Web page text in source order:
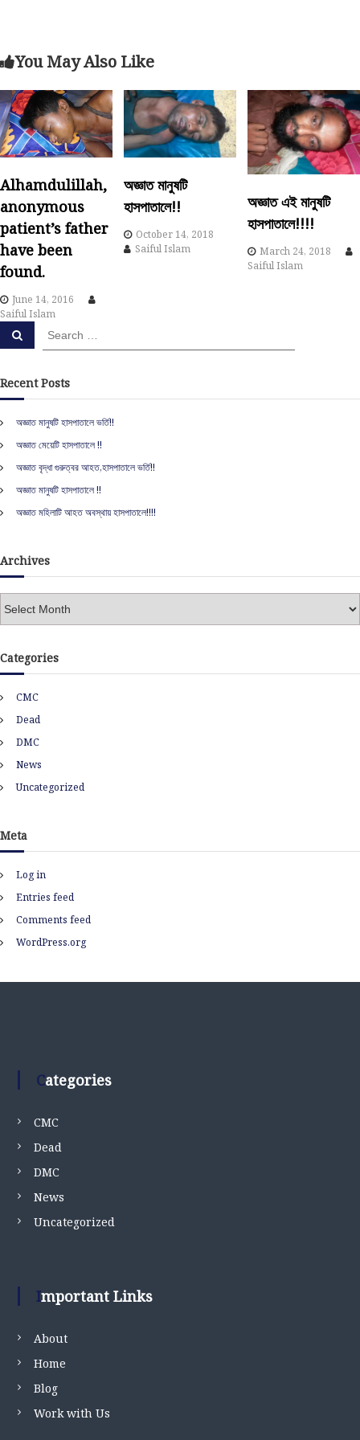
s
t
n
a
v
i
g
a
t
i
o
n
You May Also Like
Alhamdulillah,
anonymous
patient’s father
have been
found.
June 14, 2016
Saiful Islam
অজ্ঞাত মানুষটি
হাসপাতালে!!
October 14, 2018
Saiful Islam
অজ্ঞাত এই মানুষটি
হাসপাতালে!!!!
March 24, 2018
Saiful Islam
e
r
c
f
o
r
S
h
Recent Posts
অজ্ঞাত মানুষটি হাসপাতালে ভর্তি!!
অজ্ঞাত মেয়েটি হাসপাতালে !!
অজ্ঞাত বৃদ্ধা গুরুত্বর আহত,হাসপাতালে ভর্তি!!
অজ্ঞাত মানুষটি হাসপাতালে !!
অজ্ঞাত মহিলাটি আহত অবস্থায় হাসপাতালে!!!!
Archives
h
e
s
Categories
CMC
Dead
DMC
News
Uncategorized
Meta
Log in
Entries feed
Comments feed
WordPress.org
Categories
CMC
Dead
DMC
News
Uncategorized
Important Links
About
Home
Blog
Work with Us